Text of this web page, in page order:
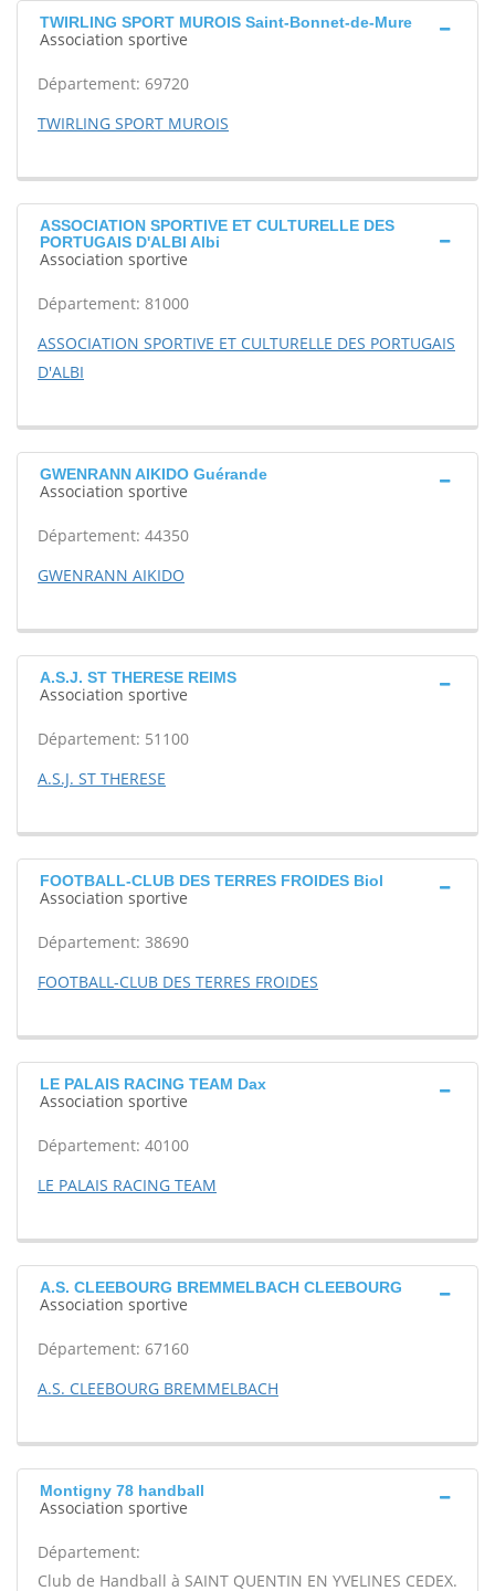
TWIRLING SPORT MUROIS Saint-Bonnet-de-Mure
Association sportive
Département: 69720
TWIRLING SPORT MUROIS
ASSOCIATION SPORTIVE ET CULTURELLE DES
PORTUGAIS D'ALBI Albi
Association sportive
Département: 81000
ASSOCIATION SPORTIVE ET CULTURELLE DES PORTUGAIS
D'ALBI
GWENRANN AIKIDO Guérande
Association sportive
Département: 44350
GWENRANN AIKIDO
A.S.J. ST THERESE REIMS
Association sportive
Département: 51100
A.S.J. ST THERESE
FOOTBALL-CLUB DES TERRES FROIDES Biol
Association sportive
Département: 38690
FOOTBALL-CLUB DES TERRES FROIDES
LE PALAIS RACING TEAM Dax
Association sportive
Département: 40100
LE PALAIS RACING TEAM
A.S. CLEEBOURG BREMMELBACH CLEEBOURG
Association sportive
Département: 67160
A.S. CLEEBOURG BREMMELBACH
Montigny 78 handball
Association sportive
Département:
Club de Handball à SAINT QUENTIN EN YVELINES CEDEX.